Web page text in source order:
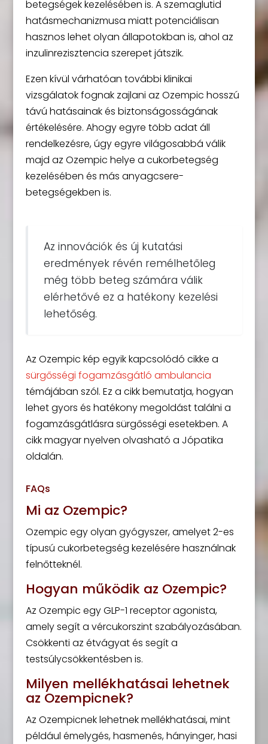
betegségek kezelésében is. A szemaglutid
hatásmechanizmusa miatt potenciálisan
hasznos lehet olyan állapotokban is, ahol az
inzulinrezisztencia szerepet játszik.
Ezen kívül várhatóan további klinikai
vizsgálatok fognak zajlani az Ozempic hosszú
távú hatásainak és biztonságosságának
értékelésére. Ahogy egyre több adat áll
rendelkezésre, úgy egyre világosabbá válik
majd az Ozempic helye a cukorbetegség
kezelésében és más anyagcsere-
betegségekben is.
Az innovációk és új kutatási
eredmények révén remélhetőleg
még több beteg számára válik
elérhetővé ez a hatékony kezelési
lehetőség.
Az Ozempic kép egyik kapcsolódó cikke a
sürgősségi fogamzásgátló ambulancia
témájában szól. Ez a cikk bemutatja, hogyan
lehet gyors és hatékony megoldást találni a
fogamzásgátlásra sürgősségi esetekben. A
cikk magyar nyelven olvasható a Jópatika
oldalán.
FAQs
Mi az Ozempic?
Ozempic egy olyan gyógyszer, amelyet 2-es
típusú cukorbetegség kezelésére használnak
felnőtteknél.
Hogyan működik az Ozempic?
Az Ozempic egy GLP-1 receptor agonista,
amely segít a vércukorszint szabályozásában.
Csökkenti az étvágyat és segít a
testsúlycsökkentésben is.
Milyen mellékhatásai lehetnek
az Ozempicnek?
Az Ozempicnek lehetnek mellékhatásai, mint
például émelygés, hasmenés, hányinger, hasi